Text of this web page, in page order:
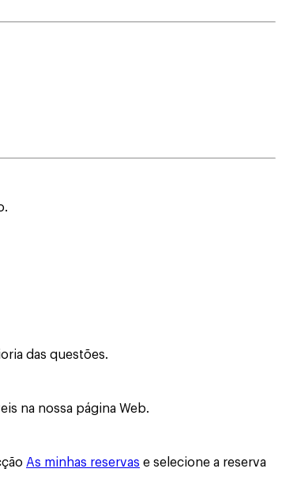
das questões.
na nossa página Web.
As minhas reservas e selecione a reserva